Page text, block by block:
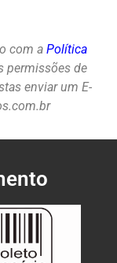
com a Política
permissões de
enviar um E-